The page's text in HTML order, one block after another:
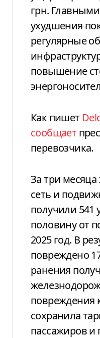
грн.
ухудшения
регулярные
повышение
Как пишет
сообщает
перевозчика.
За три
сеть и
получили 541
половину от
2025 год. В
повреждено
ранения
повреждения
сохранила
пассажиров и